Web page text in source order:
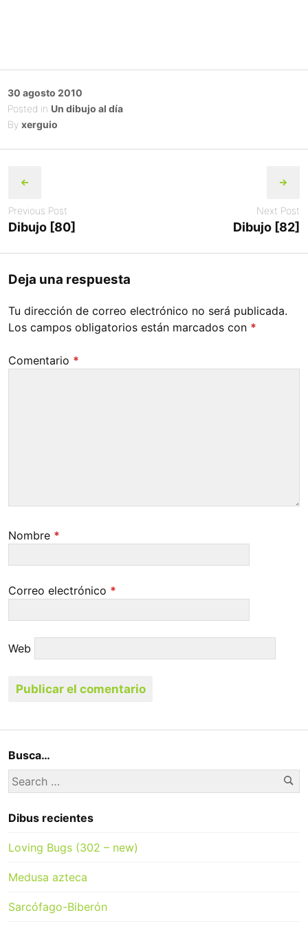
Posted
on
30 agosto 2010
Posted in Un dibujo al día
By xerguio
navigation
Previous Post
Dibujo [80]
Next Post
Dibujo [82]
Deja una respuesta
Tu dirección de correo electrónico no será publicada.
Los campos obligatorios están marcados con *
Comentario *
Nombre *
Correo electrónico *
Web
Busca…
Search
for:
Dibus recientes
Loving Bugs (302 – new)
Medusa azteca
Sarcófago-Biberón